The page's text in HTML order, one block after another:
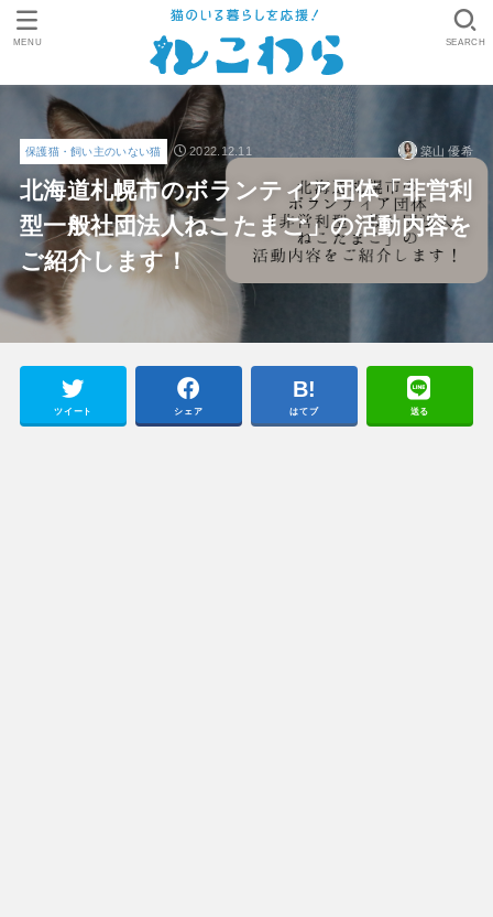
SEARCH
MENU
保護猫・飼い主のいない猫 2022.12.11 築山 優希
北海道札幌市のボランティア団体「非営利
型一般社団法人ねこたまご」の活動内容を
ご紹介します！
ツイート シェア はてブ 送る